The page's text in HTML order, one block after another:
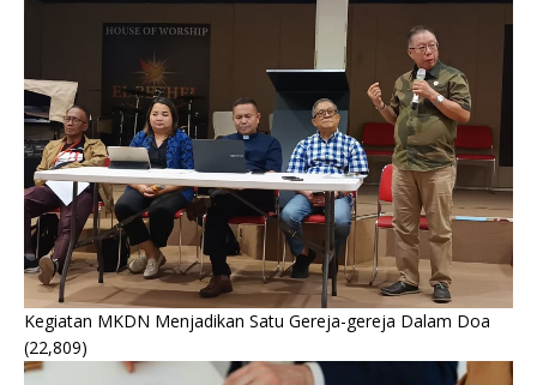
Kegiatan MKDN Menjadikan Satu Gereja-gereja Dalam Doa
(22,809)